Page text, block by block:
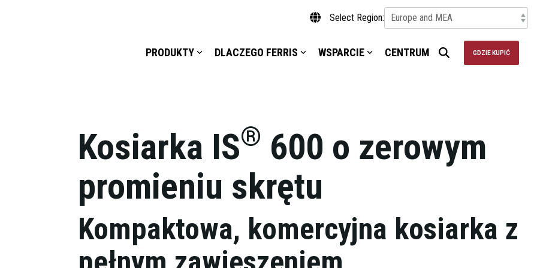
Select Region:
PRODUKTY DLACZEGO FERRIS WSPARCIE CENTRUM GDZIE KUPIĆ
Kosiarka IS® 600 o zerowym
promieniu skrętu
Kompaktowa, komercyjna kosiarka z